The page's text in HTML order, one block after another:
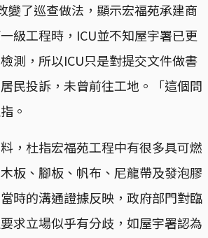
變了巡查做法，顯示宏福苑承建商
級工程時，ICU並不知屋宇署已更
測，所以ICU只是對提交文件做書
民投訴，未曾前往工地。「這個問
。
，杜指宏福苑工程中有很多具可燃
板、腳板、帆布、尼龍帶及發泡膠
時的溝通證據反映，政府部門對臨
求立場似乎有分歧，如屋宇署認為